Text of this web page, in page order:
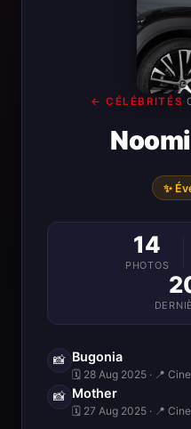
← CÉLÉBRITÉS·
✨
14
PHOTOS
📸 Bugonia
🗓 28 Aug 2025 · 📍
📸 Mother
🗓 27 Aug 2025 · 📍